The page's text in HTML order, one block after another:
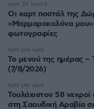
Οι καρτ ποστάλ της
«Μαρμαροκολόνα μου»
φωτογραφίες
πριν 39 λεπτά
Το μενού της ημέρας
(7/8/2026)
πριν μία ώρα
Τουλάχιστον 58 νεκροί
στη Σαουδική Αραβία
πριν μία ώρα